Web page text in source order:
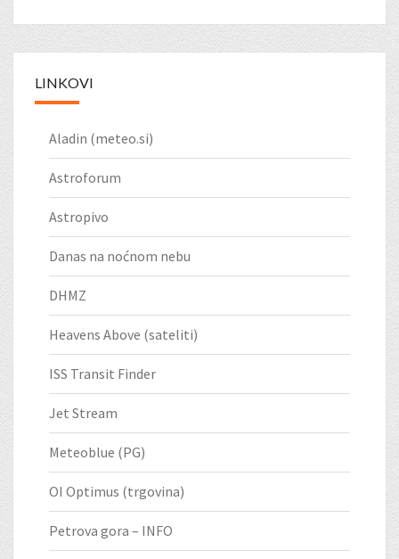
LINKOVI
Aladin (meteo.si)
Astroforum
Astropivo
Danas na noćnom nebu
DHMZ
Heavens Above (sateliti)
ISS Transit Finder
Jet Stream
Meteoblue (PG)
OI Optimus (trgovina)
Petrova gora – INFO